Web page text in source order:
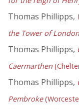
Thomas Phillipps,
the Tower of London
Thomas Phillipps,
Caermarthen
Thomas Phillipps,
Pembroke